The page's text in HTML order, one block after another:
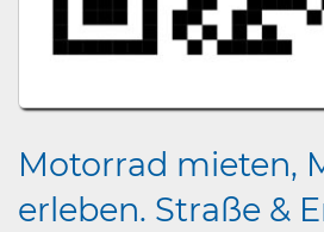
Motorrad mieten,
erleben. Straße &